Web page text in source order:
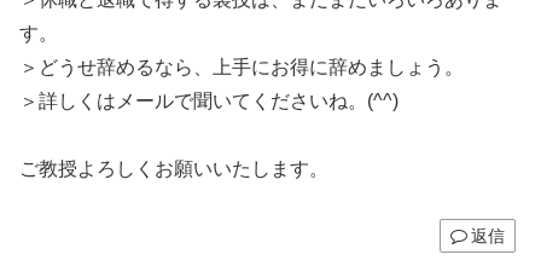
す。
＞どうせ辞めるなら、上手にお得に辞めましょう。
＞詳しくはメールで聞いてくださいね。(^^)
ご教授よろしくお願いいたします。
返信